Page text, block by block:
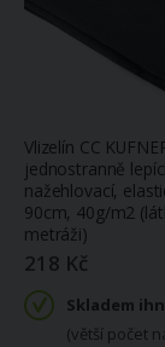
Vlizelín CC
jednostranně
nažehlovací,
90cm, 40g/m2
metráži)
218 Kč
Skladem
(větší počet